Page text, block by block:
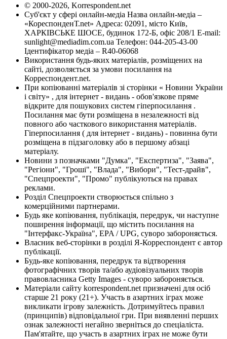
© 2000-2026, Korrespondent.net
Суб'єкт у сфері онлайн-медіа Назва онлайн-медіа –
«КореспонденТ.net» Адреса: 02091, місто Київ,
ХАРКІВСЬКЕ ШОСЕ, будинок 172-Б, офіс 208/1 E-mail:
sunlight@mediadim.com.ua Телефон: 044-205-43-00
Ідентифікатор медіа – R40-06068
Використання будь-яких матеріалів, розміщених на
сайті, дозволяється за умови посилання на
Корреспондент.net.
При копіюванні матеріалів зі сторінки « Новини України
і світу» , для інтернет - видань - обов'язкове пряме
відкрите для пошукових систем гіперпосилання .
Посилання має бути розміщена в незалежності від
повного або часткового використання матеріалів.
Гіперпосилання ( для інтернет - видань) - повинна бути
розміщена в підзаголовку або в першому абзаці
матеріалу.
Новини з позначками "Думка", "Експертиза", "Заява",
"Регіони", "Гроші", "Влада", "Вибори", "Тест-драйв",
"Спецпроекти", "Промо" публікуються на правах
реклами.
Розділ Спецпроекти створюється спільно з
комерційними партнерами.
Будь яке копіювання, публікація, передрук, чи наступне
поширення інформації, що містить посилання на
"Інтерфакс-Україна", EPA / UPG, суворо забороняється.
Власник веб-сторінки в розділі Я-Корреспондент є автор
публікації.
Будь-яке копіювання, передрук та відтворення
фотографічних творів та/або аудіовізуальних творів
правовласника Getty Images - суворо забороняється.
Матеріали сайту korrespondent.net призначені для осіб
старше 21 року (21+). Участь в азартних іграх може
викликати ігрову залежність. Дотримуйтесь правил
(принципів) відповідальної гри. При виявленні перших
ознак залежності негайно зверніться до спеціаліста.
Пам'ятайте, що участь в азартних іграх не може бути